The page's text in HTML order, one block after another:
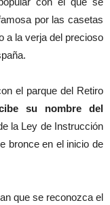
por las casetas
a la verja del precioso
el parque del Retiro
su nombre del
la Ley de Instrucción
bronce en el inicio de
que se reconozca el